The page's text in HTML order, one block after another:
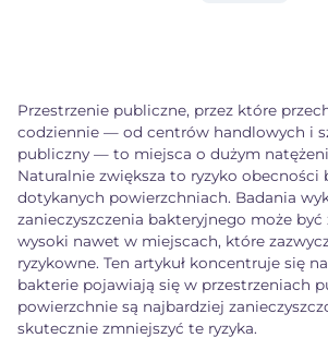
Przestrzenie publiczne, przez które
codziennie — od centrów handlowych i
publiczny — to miejsca o dużym
Naturalnie zwiększa to ryzyko obecności
dotykanych powierzchniach. Badania
zanieczyszczenia bakteryjnego może być
wysoki nawet w miejscach, które
ryzykowne. Ten artykuł koncentruje się
bakterie pojawiają się w przestrzeniach
powierzchnie są najbardziej
skutecznie zmniejszyć te ryzyka.